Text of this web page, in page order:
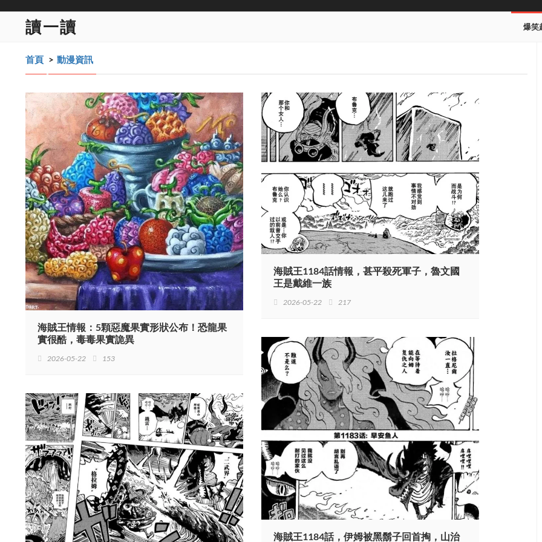
讀一讀 爆笑
首頁 > 動漫資訊
海賊王情報：5顆惡魔果實形狀公布！恐龍果
實很酷，毒毒果實詭異
2026-05-22 153
海賊王1184話情報，甚平殺死軍子，魯文國
王是戴維一族
2026-05-22 217
海賊王1184話，伊姆被黑鬍子回首掏，山治